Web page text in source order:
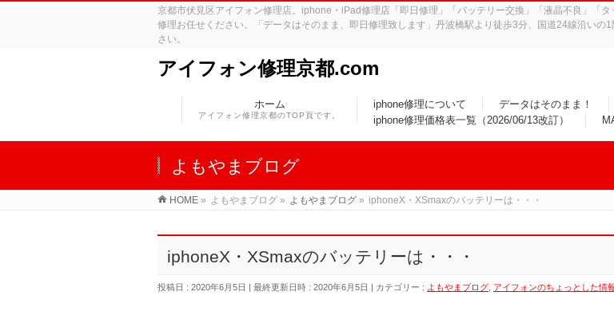
京都市伏見区アイフォン修理店。iphone・iPad修理店「即日修理」「バッテリー交換」「液晶不良」「
修理お任せください。「データはそのまま、即日修理致します」丹波橋駅より徒歩3分、国道24線沿い
さい。
アイフォン修理京都.com
ホーム
アイフォン修理京都のTOP頁です。
iphone修理について データはそのまま！
iphone修理価格表一覧（2026/06/13改訂）
よもやまブログ
HOME » よもやまブログ » よもやまブログ » iphoneX・XSmaxのバッテリーは・・・
iphoneX・XSmaxのバッテリーは・・・
投稿日 : 2020年6月5日 最終更新日時 : 2020年6月5日 カテゴリー : よもやまブログ アイフォンのちょっとした情